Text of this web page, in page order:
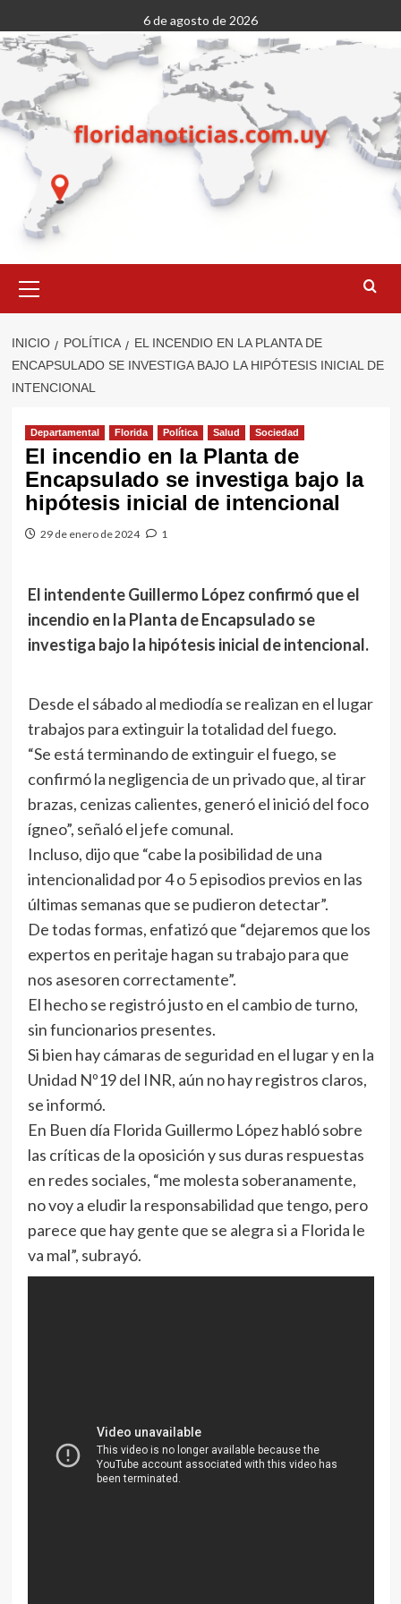
al
contenido
6 de agosto de 2026
primario
INICIO POLÍTICA
EL INCENDIO EN LA PLANTA DE
ENCAPSULADO SE INVESTIGA BAJO LA HIPÓTESIS INICIAL DE
INTENCIONAL
Departamental Florida Política Salud Sociedad
El incendio en la Planta de
Encapsulado se investiga bajo la
hipótesis inicial de intencional
29 de enero de 2024 1
El intendente Guillermo López confirmó que el
incendio en la Planta de Encapsulado se
investiga bajo la hipótesis inicial de intencional.
Desde el sábado al mediodía se realizan en el lugar
trabajos para extinguir la totalidad del fuego.
“Se está terminando de extinguir el fuego, se
confirmó la negligencia de un privado que, al tirar
brazas, cenizas calientes, generó el inició del foco
ígneo”, señaló el jefe comunal.
Incluso, dijo que “cabe la posibilidad de una
intencionalidad por 4 o 5 episodios previos en las
últimas semanas que se pudieron detectar”.
De todas formas, enfatizó que “dejaremos que los
expertos en peritaje hagan su trabajo para que
nos asesoren correctamente”.
El hecho se registró justo en el cambio de turno,
sin funcionarios presentes.
Si bien hay cámaras de seguridad en el lugar y en la
Unidad Nº19 del INR, aún no hay registros claros,
se informó.
En Buen día Florida Guillermo López habló sobre
las críticas de la oposición y sus duras respuestas
en redes sociales, “me molesta soberanamente,
no voy a eludir la responsabilidad que tengo, pero
parece que hay gente que se alegra si a Florida le
va mal”, subrayó.